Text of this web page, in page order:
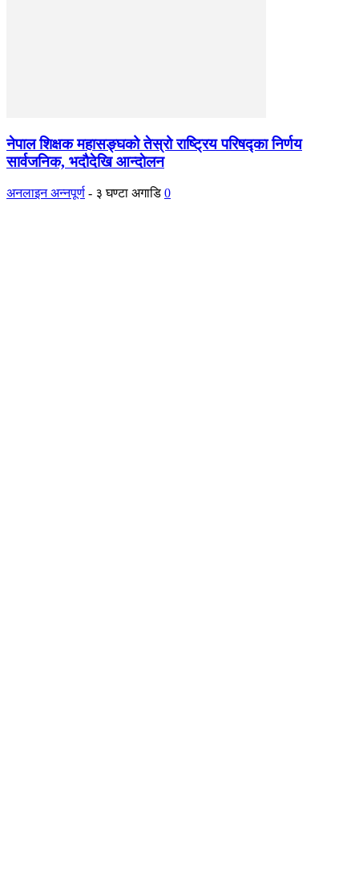
नेपाल शिक्षक महासङ्घको तेस्रो राष्ट्रिय परिषद्का निर्णय
सार्वजनिक, भदाैदेखि आन्दाेलन
अनलाइन अन्नपूर्ण - ३ घण्टा अगाडि 0